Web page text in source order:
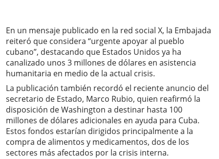
En un mensaje publicado en la red social X, la Embajada
reiteró que considera “urgente apoyar al pueblo
cubano”, destacando que Estados Unidos ya ha
canalizado unos 3 millones de dólares en asistencia
humanitaria en medio de la actual crisis.
La publicación también recordó el reciente anuncio del
secretario de Estado, Marco Rubio, quien reafirmó la
disposición de Washington a destinar hasta 100
millones de dólares adicionales en ayuda para Cuba.
Estos fondos estarían dirigidos principalmente a la
compra de alimentos y medicamentos, dos de los
sectores más afectados por la crisis interna.